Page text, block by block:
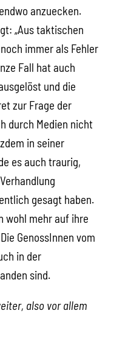
anzuecken.
„Aus taktischen
immer als Fehler
Fall hat auch
und die
zur Frage der
durch Medien nicht
in seiner
es auch traurig,
gesagt haben.
wohl mehr auf ihre
GenossInnen vom
in der
sind.
also vor allem